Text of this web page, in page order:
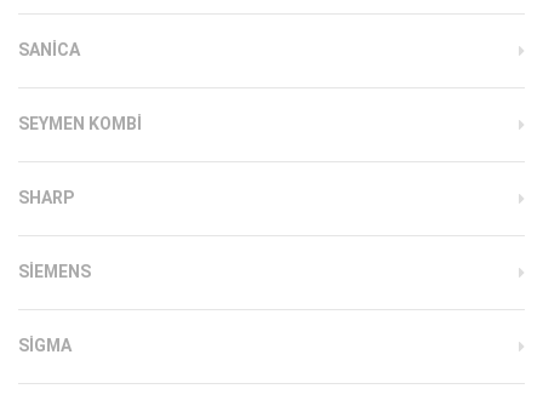
SANICA
SEYMEN KOMBI
SHARP
SIEMENS
SIGMA